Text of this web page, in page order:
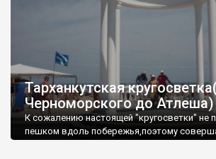
Тарханкутская
Черноморского до Атлеша)
К сожалению настоящей "кругосветки" не
пешком вдоль побережья,поэтому